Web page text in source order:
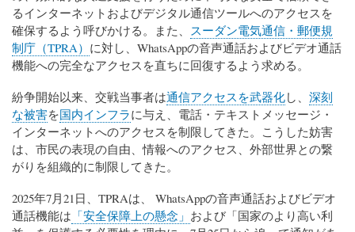
るインターネットおよびデジタル通信ツールへのアクセスを
確保するよう呼びかける。また、 スーダン電気通信・郵便規
制庁（TPRA） に対し、WhatsAppの音声通話およびビデオ通話
機能への完全なアクセスを直ちに回復するよう求める。
紛争開始以来、交戦当事者は通信アクセスを武器化し、 深刻
な被害を国内インフラに与え、電話・テキストメッセージ・
インターネットへのアクセスを制限してきた。こうした妨害
は、市民の表現の自由、情報へのアクセス、外部世界との繋
がりを組織的に制限してきた。
2025年7月21日、TPRAは、 WhatsAppの音声通話およびビデオ
通話機能は 「安全保障上の懸念」 および「国家のより高い利